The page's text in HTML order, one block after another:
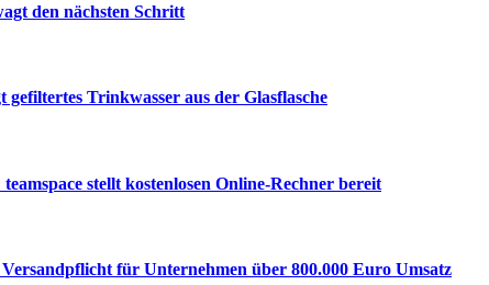
den nächsten Schritt
Trinkwasser aus der Glasflasche
stellt kostenlosen Online-Rechner bereit
für Unternehmen über 800.000 Euro Umsatz